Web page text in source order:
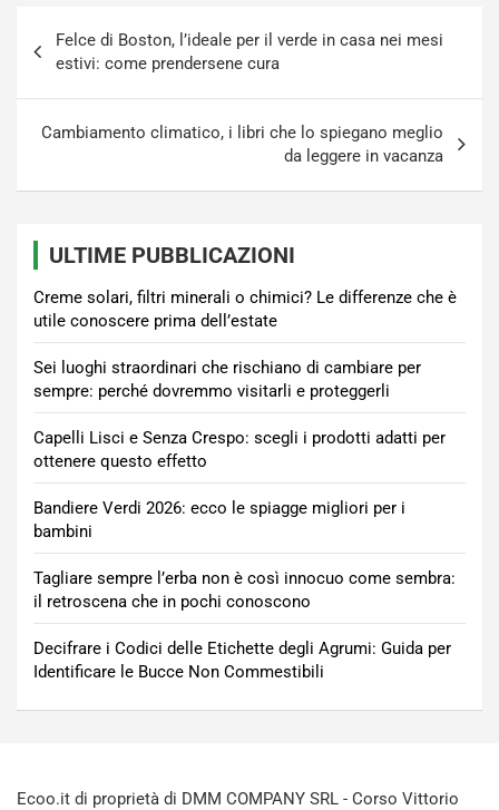
articoli
Felce di Boston, l’ideale per il verde in casa nei mesi
estivi: come prendersene cura
Cambiamento climatico, i libri che lo spiegano meglio
da leggere in vacanza
ULTIME PUBBLICAZIONI
Creme solari, filtri minerali o chimici? Le differenze che è
utile conoscere prima dell’estate
Sei luoghi straordinari che rischiano di cambiare per
sempre: perché dovremmo visitarli e proteggerli
Capelli Lisci e Senza Crespo: scegli i prodotti adatti per
ottenere questo effetto
Bandiere Verdi 2026: ecco le spiagge migliori per i
bambini
Tagliare sempre l’erba non è così innocuo come sembra:
il retroscena che in pochi conoscono
Decifrare i Codici delle Etichette degli Agrumi: Guida per
Identificare le Bucce Non Commestibili
Ecoo.it di proprietà di DMM COMPANY SRL - Corso Vittorio